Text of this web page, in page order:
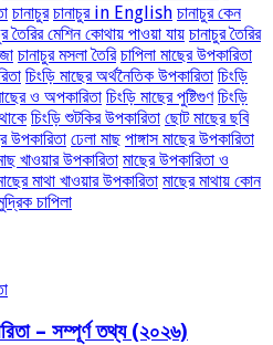
চানাচুর চানাচুর in English চানাচুর কেন
তৈরির মেশিন কোথায় পাওয়া যায় চানাচুর তৈরির
চানাচুর মসলা তৈরি চাপিলা মাছের উপকারিতা
চিংড়ি মাছের অর্থনৈতিক উপকারিতা চিংড়ি
ও অপকারিতা চিংড়ি মাছের পুষ্টিগুণ চিংড়ি
চিংড়ি শুটকির উপকারিতা ছোট মাছের ছবি
উপকারিতা ঢেলা মাছ পাঙ্গাস মাছের উপকারিতা
খাওয়ার উপকারিতা মাছের উপকারিতা ও
মাথা খাওয়ার উপকারিতা মাছের মাথায় কোন
চাপিলা
– সম্পূর্ণ তথ্য (২০২৬)